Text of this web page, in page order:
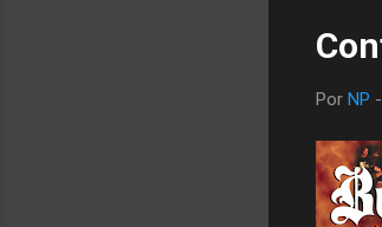
Por NP -